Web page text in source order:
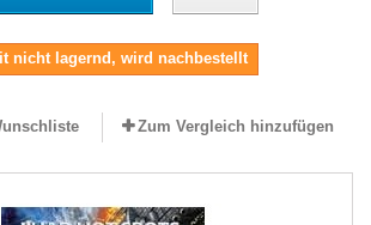
nicht lagernd, wird nachbestellt
Zum Vergleich hinzufügen